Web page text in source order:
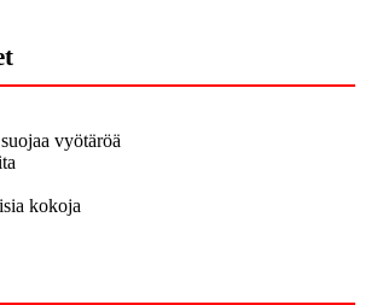
vyötäröä
​​kokoja